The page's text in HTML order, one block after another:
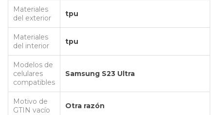
Materiales
del exterior
tpu
Materiales
del interior
tpu
Modelos de
celulares
compatibles
Samsung S23 Ultra
Motivo de
GTIN vacío
Otra razón